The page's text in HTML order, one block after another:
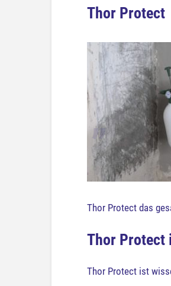
Thor Protect
Thor Protect das
Thor Protect
Thor Protect ist